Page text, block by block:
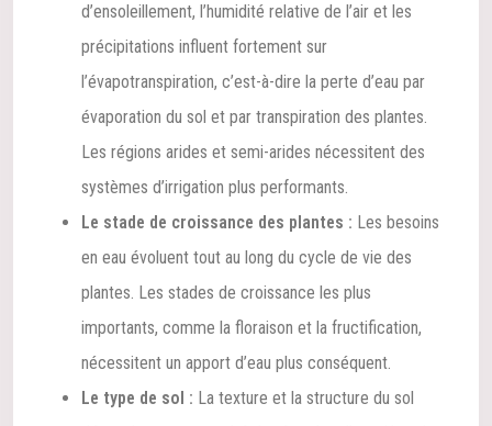
d’ensoleillement, l’humidité relative de l’air et les
précipitations influent fortement sur
l’évapotranspiration, c’est-à-dire la perte d’eau par
évaporation du sol et par transpiration des plantes.
Les régions arides et semi-arides nécessitent des
systèmes d’irrigation plus performants.
Le stade de croissance des plantes : Les besoins
en eau évoluent tout au long du cycle de vie des
plantes. Les stades de croissance les plus
importants, comme la floraison et la fructification,
nécessitent un apport d’eau plus conséquent.
Le type de sol : La texture et la structure du sol